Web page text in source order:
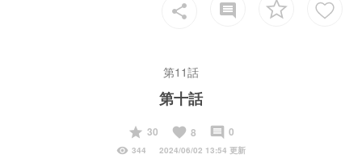
share insert_comment
第11話
第十話
start
30 favorite 8 insert_comment 0
visibility 344 2024/06/02 13:54 更新